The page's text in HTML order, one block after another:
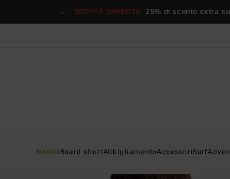
DOPPIA OFFERTA 25% di sconto extra
NovitàBoard shortAbbigliamentoAccessoriSurf